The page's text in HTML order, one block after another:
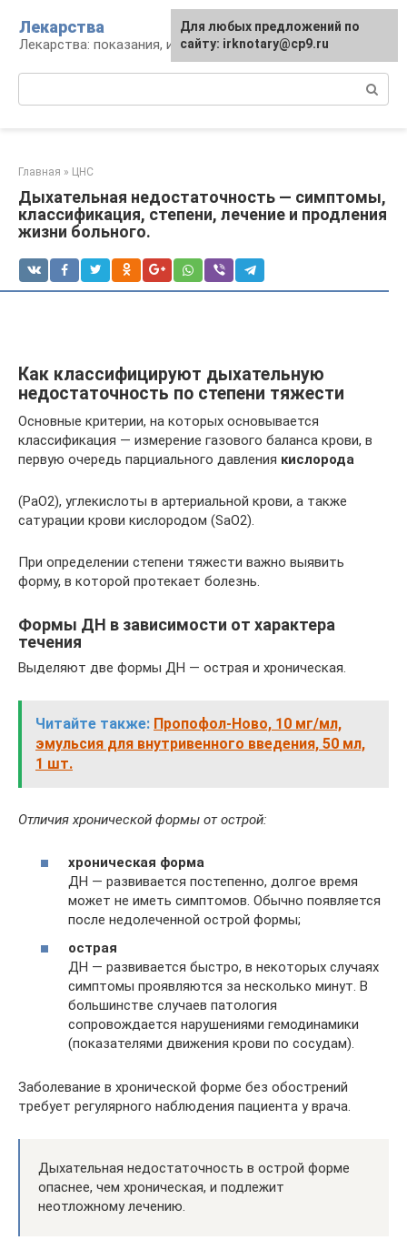
контенту
Лекарства
Лекарства: показания, инструкция, аналоги
Главная » ЦНС
Дыхательная недостаточность — симптомы,
классификация, степени, лечение и продления
жизни больного.
Как классифицируют дыхательную
недостаточность по степени тяжести
Основные критерии, на которых основывается
классификация — измерение газового баланса крови, в
первую очередь парциального давления кислорода
(РаО2), углекислоты в артериальной крови, а также
сатурации крови кислородом (SаО2).
При определении степени тяжести важно выявить
форму, в которой протекает болезнь.
Формы ДН в зависимости от характера
течения
Выделяют две формы ДН — острая и хроническая.
Читайте также: Пропофол-Ново, 10 мг/мл,
эмульсия для внутривенного введения, 50 мл,
1 шт.
Отличия хронической формы от острой:
хроническая форма
ДН — развивается постепенно, долгое время
может не иметь симптомов. Обычно появляется
после недолеченной острой формы;
острая
ДН — развивается быстро, в некоторых случаях
симптомы проявляются за несколько минут. В
большинстве случаев патология
сопровождается нарушениями гемодинамики
(показателями движения крови по сосудам).
Заболевание в хронической форме без обострений
требует регулярного наблюдения пациента у врача.
Дыхательная недостаточность в острой форме
опаснее, чем хроническая, и подлежит
неотложному лечению.
Для любых предложений по
сайту: irknotary@cp9.ru